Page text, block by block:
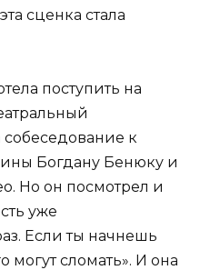
сценка стала
поступить на
к
Богдану Бенюку и
Но он посмотрел и
уже
Если ты начнешь
могут сломать». И она